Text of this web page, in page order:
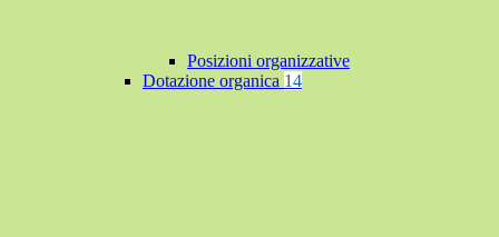
Posizioni organizzative
Dotazione organica 14